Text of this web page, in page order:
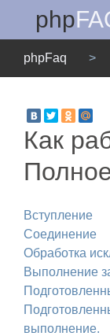
php
phpFaq
Как
Вступление
Соединение
Обработка
Выполнение
выполнение.